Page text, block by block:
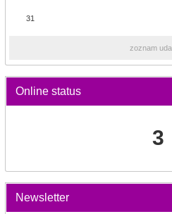
31
zoznam
Online status
3
Newsletter